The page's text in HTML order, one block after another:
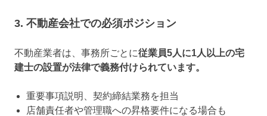
3. 不動産会社での必須ポジション
不動産業者は、事務所ごとに従業員5人に1人以上の宅
建士の設置が法律で義務付けられています。
重要事項説明、契約締結業務を担当
店舗責任者や管理職への昇格要件になる場合も